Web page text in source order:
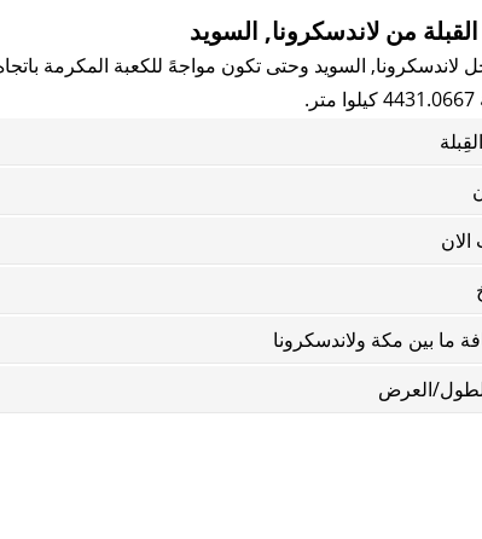
القبلة من لاندسكرونا, السويد
لاندسكرونا, السويد وحتى تكون مواجهً للكعبة المكرمة باتجاه
الان
ما بين مكة ولاندسكرونا
العرض